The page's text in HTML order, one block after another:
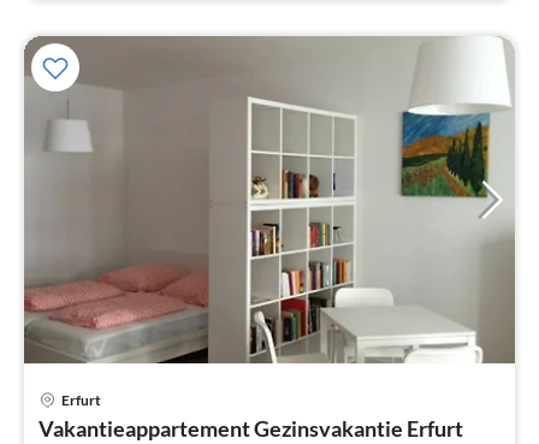
Erfurt
Vakantieappartement Gezinsvakantie Erfurt